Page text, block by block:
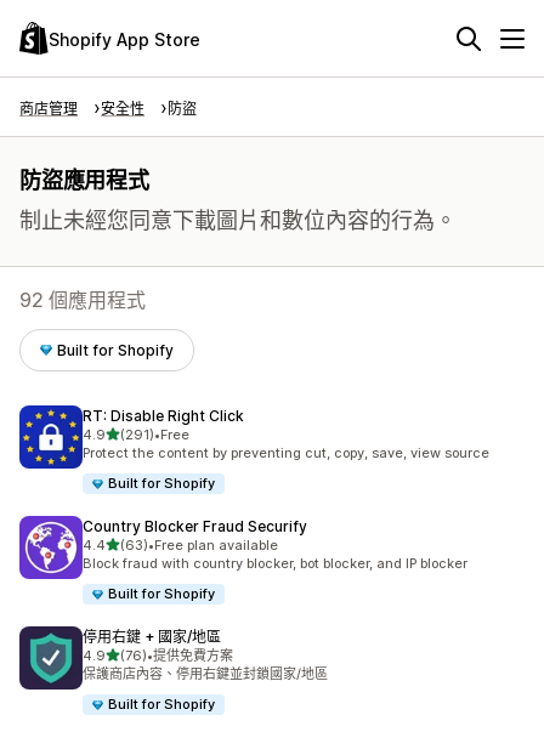
Shopify App Store
商店管理 安全性 防盜
防盜應用程式
制止未經您同意下載圖片和數位內容的行為。
92 個應用程式
Built for Shopify
RT: Disable Right Click
4.9滿分 5 顆星
(291)
共有 291 則評價
•Free
Protect the content by preventing cut, copy, save, view source
Built for Shopify
Country Blocker Fraud Securify
4.4滿分 5 顆星
(63)
共有 63 則評價
•Free plan available
Block fraud with country blocker, bot blocker, and IP blocker
Built for Shopify
停用右鍵 + 國家/地區
4.9滿分 5 顆星
(76)
共有 76 則評價
•提供免費方案
保護商店內容、停用右鍵並封鎖國家/地區
Built for Shopify